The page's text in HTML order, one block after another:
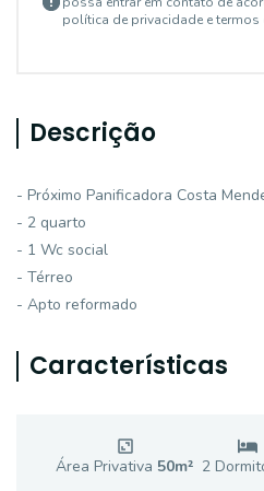
política de privacidade e termos
Descrição
- Próximo Panificadora Costa
- 2 quarto
- 1 Wc social
- Térreo
- Apto reformado
Características
Área Privativa 50m² 2